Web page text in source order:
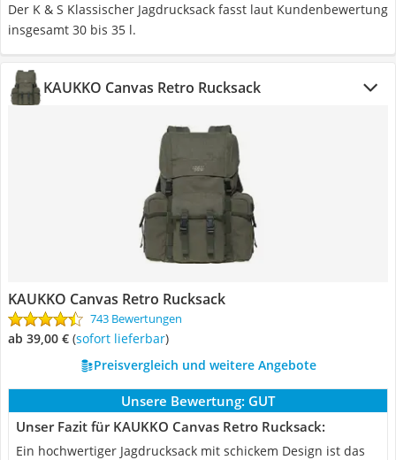
Der K & S Klassischer Jagdrucksack fasst laut Kundenbewertung
insgesamt 30 bis 35 l.
KAUKKO Canvas Retro Rucksack
KAUKKO Canvas Retro Rucksack
743 Bewertungen
ab 39,00 € ( Sofort lieferbar)
Preisvergleich und weitere Angebote
Unsere Bewertung: GUT
Unser Fazit für KAUKKO Canvas Retro Rucksack:
Ein hochwertiger Jagdrucksack mit schickem Design ist das